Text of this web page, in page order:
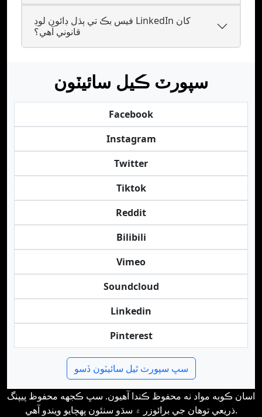
فيس بڪ تي ٻڌل ڊائون لوڊ LinkedIn کان
قانوني آهي؟
سپورٽ ڪيل سائيٽون
Facebook
Instagram
Twitter
Tiktok
Reddit
Bilibili
Vimeo
Soundcloud
Linkedin
Pinterest
سڀ سپورٽ ٿيل سائيٽون ڏسو
اسان ڪوبه مواد نه محفوظ ڪندا آهيون. سڀ ڪجهه محفوظ پيپنگ
ذريعي توهان جي برائوزر ۾ سڌو سنئون پهچايو ويندو آهي.